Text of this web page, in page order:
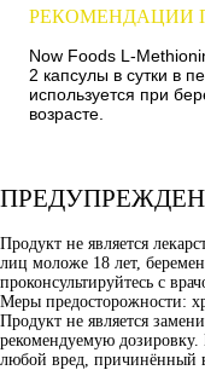
РЕКОМЕНДАЦИИ
Now Foods L-
2 капсулы в сутки в
используется при
возрасте.
Продукт не является
лиц моложе 18 лет,
проконсультируйтесь с
Меры предосторожности:
Продукт не является
рекомендуемую дозировку.
любой вред, причинённый в